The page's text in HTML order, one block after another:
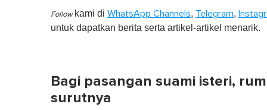
Follow kami di WhatsApp Channels, Telegram,
untuk dapatkan berita serta artikel-artikel menarik.
Bagi pasangan suami isteri,
surutnya